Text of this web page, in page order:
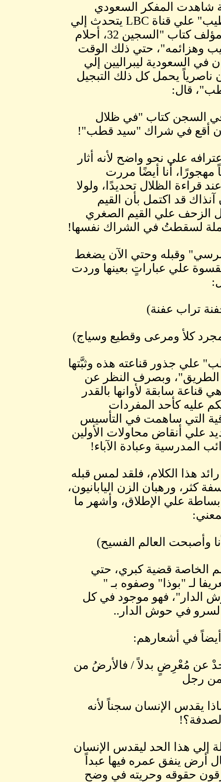
شاهدت المفكر السعودي
"محمد سعيد طيب" علي قناة LBC يتحدث إلي
"أحمد عدنان" مؤلف كتاب "السجين 32، أحلام
وهزائمه"، حتي ذلك الوقت
في السعودية ليبراليين إلي
ناصرياً يحمل كل ذلك التبجيل
قال:
السجن كتاب "في ظلال
أقع في شراك "سيد قطب"!
علي نحو واضح لأنه أثار
مهجورًا، أنا أيضًا مررت
قراءة الظلال تحديدًا، ولولا
قد اكتمل بأن القيم
الزحف علي القيم الصغري
لسقطتُ في الشراك نفسها!
مرسي" وقبله وحتي الآن يضغط
علي عباراتٍ بعينها وردت
تراب عفنة)
كلأ ومرعى وقطيع وسياج)
علي جذور قناعته هذه وثبَّتها
وبصرف النظر عن
سابقة لأوانها بالقدر
عليه كأحد المفردات
التي ساهمت في التأسيس
علي أنقاض محاولات الأولين
المدرسية وعبادة الآباء!
هذا الكلام، فلقد لمس قبله
كثر، ورهبان الزن اليابانيون،
علي الإطلاق، وأشهر ما
وأصبحت العالم الفسيح)
الخاصة قضية كبري، حتي
لـ "بوذا" وصفوه بـ "
الدار"، فهو موجود في كل
في حوش الدار..
في أشعارهم:
عن مُعْرِضٍ بدلاً / فالأرضُ من
من رجل
يقدس الإنسان سجناً لأنه
إلي هذا الحد ليقدس الإنسان
أرض ينفق عمره فيها عبداً
حقوقه وحريته في وضح